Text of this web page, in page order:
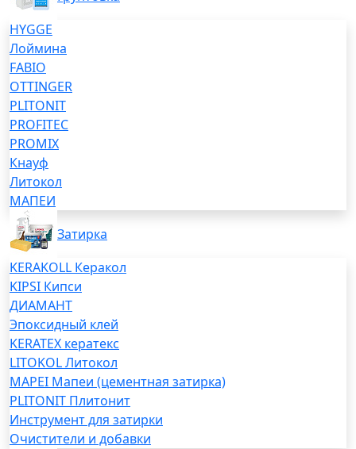
HYGGE
Лоймина
FABIO
OTTINGER
PLITONIT
PROFITEC
PROMIX
Кнауф
Литокол
МАПЕИ
Затирка
KERAKOLL Керакол
KIPSI Кипси
ДИАМАНТ
Эпоксидный клей
KERATEX кератекс
LITOKOL Литокол
MAPEI Мапеи (цементная затирка)
PLITONIT Плитонит
Инструмент для затирки
Очистители и добавки